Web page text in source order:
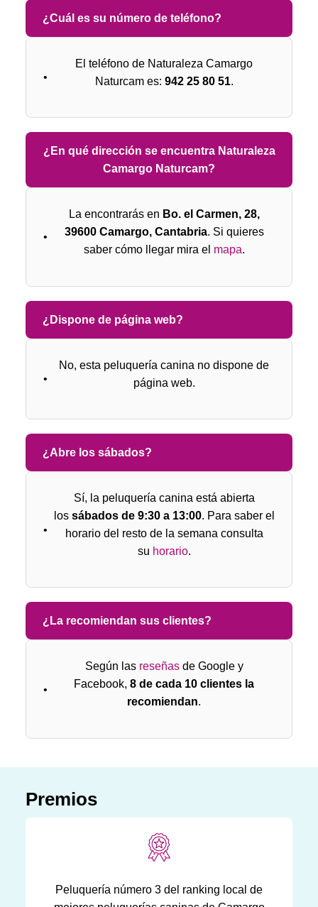
¿Cuál es su número de teléfono?
El teléfono de Naturaleza Camargo
Naturcam es: 942 25 80 51.
¿En qué dirección se encuentra Naturaleza
Camargo Naturcam?
La encontrarás en Bo. el Carmen, 28,
39600 Camargo, Cantabria. Si quieres
saber cómo llegar mira el mapa.
¿Dispone de página web?
No, esta peluquería canina no dispone de
página web.
¿Abre los sábados?
Sí, la peluquería canina está abierta
los sábados de 9:30 a 13:00. Para saber el
horario del resto de la semana consulta
su horario.
¿La recomiendan sus clientes?
Según las reseñasde Google y
Facebook, 8 de cada 10 clientes la
recomiendan.
Premios
Peluquería número 3 del ranking local de